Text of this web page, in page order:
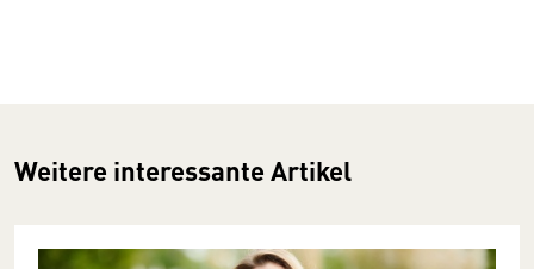
Weitere interessante Artikel